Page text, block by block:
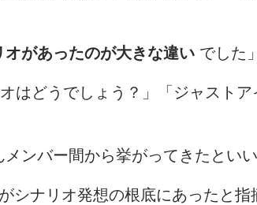
があったのが大きな違い でした
どうでしょう？」「ジャスト
ンバー間から挙がってきたといい
ナリオ発想の根底にあったと指